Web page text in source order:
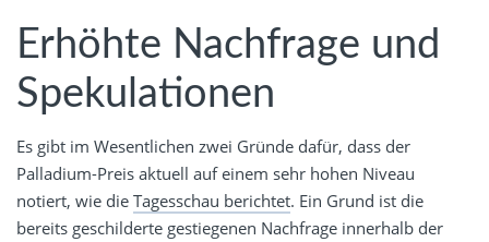
Erhöhte Nachfrage und
Spekulationen
Es gibt im Wesentlichen zwei Gründe dafür, dass der
Palladium-Preis aktuell auf einem sehr hohen Niveau
notiert, wie die Tagesschau berichtet. Ein Grund ist die
bereits geschilderte gestiegenen Nachfrage innerhalb der